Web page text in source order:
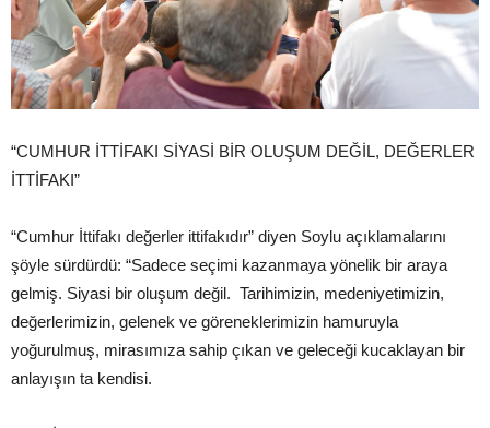
“CUMHUR İTTİFAKI SİYASİ BİR OLUŞUM DEĞİL, DEĞERLER
İTTİFAKI”
“Cumhur İttifakı değerler ittifakıdır” diyen Soylu açıklamalarını
şöyle sürdürdü: “Sadece seçimi kazanmaya yönelik bir araya
gelmiş. Siyasi bir oluşum değil. Tarihimizin, medeniyetimizin,
değerlerimizin, gelenek ve göreneklerimizin hamuruyla
yoğurulmuş, mirasımıza sahip çıkan ve geleceği kucaklayan bir
anlayışın ta kendisi.